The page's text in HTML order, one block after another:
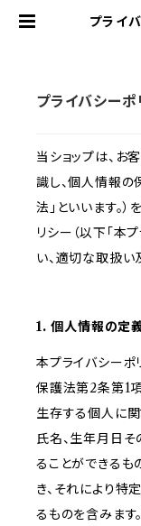
プライ
プライバシーポ
当ショップは、
識し、個人情報の
法」といいます。
リシー（以下「本
い、適切な取扱い
1. 個人情報の定
本プライバシーポ
保護法第2条第1
生存する個人に
氏名、生年月日
ることができるも
き、それにより特
るものを含みます